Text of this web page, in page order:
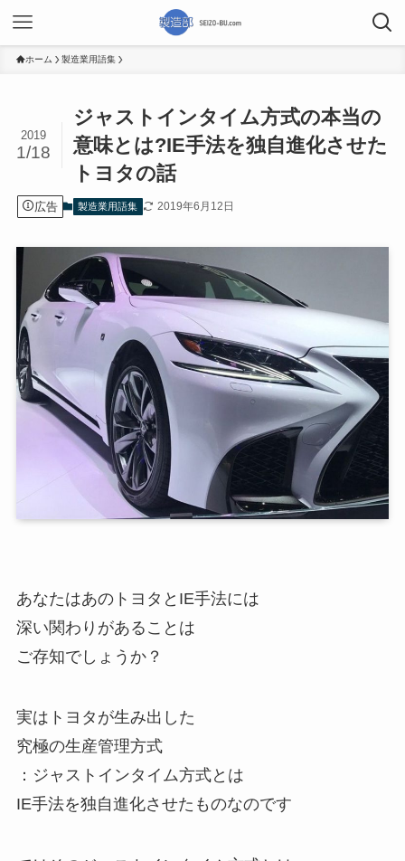
ホーム 製造業用語集
ジャストインタイム方式の本当の
意味とは?IE手法を独自進化させた
トヨタの話
2019
1/18
広告 製造業用語集 2019年6月12日
あなたはあのトヨタとIE手法には
深い関わりがあることは
ご存知でしょうか？
実はトヨタが生み出した
究極の生産管理方式
：ジャストインタイム方式とは
IE手法を独自進化させたものなのです